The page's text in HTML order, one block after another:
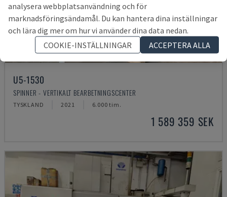
U5-1530
SPINNER - VERTIKALT BEARBETNINGSCENTER
TYSKLAND 2021 6.000 tim.
1 589 359 SEK
analysera webbplatsanvändning och för
marknadsföringsändamål. Du kan hantera dina inställningar
och lära dig mer om hur vi använder dina data nedan.
COOKIE-INSTÄLLNINGAR
ACCEPTERA ALLA